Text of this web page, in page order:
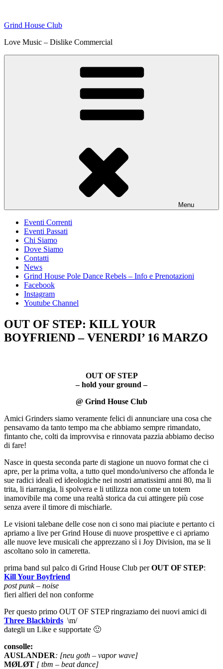
content
Grind House Club
Love Music – Dislike Commercial
Menu
Eventi Correnti
Eventi Passati
Chi Siamo
Dove Siamo
Contatti
News
Grind House Pole Dance Rebels – Info e Prenotazioni
Facebook
Instagram
Youtube Channel
OUT OF STEP: KILL YOUR
BOYFRIEND – VENERDI’ 16 MARZO
OUT OF STEP
– hold your ground –
@ Grind House Club
Amici Grinders siamo veramente felici di annunciare una cosa che
pensavamo da tanto tempo ma che abbiamo sempre rimandato,
fintanto che, colti da improvvisa e rinnovata pazzia abbiamo deciso
di fare!
Nasce in questa seconda parte di stagione un nuovo format che ci
apre, per la prima volta, a tutto quel mondo/universo che affonda le
sue radici ideali ed ideologiche nei nostri amatissimi anni 80, ma li
trita, li riarrangia, li spolvera e li utilizza non come un totem
inamovibile ma come una realtà storica da cui attingere più cose
senza avere il timore di mischiarle.
Le visioni talebane delle cose non ci sono mai piaciute e pertanto ci
apriamo a live per Grind House di nuove prospettive e ci apriamo
alle nuove leve musicali che apprezzano sì i Joy Division, ma se li
ascoltano solo in cameretta.
prima band sul palco di Grind House Club perOUT OF STEP:
Kill Your Boyfriend
post punk – noise
fieri alfieri del non conforme
Per questo primo OUT OF STEP ringraziamo dei nuovi amici di
Three Blackbirds \m/
dategli un Like e supportate 🙂
consolle:
AUSLANDER: [neu goth – vapor wave]
MØLØT [ tbm – beat dance]